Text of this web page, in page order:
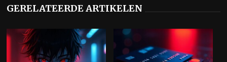
GERELATEERDE ARTIKELEN